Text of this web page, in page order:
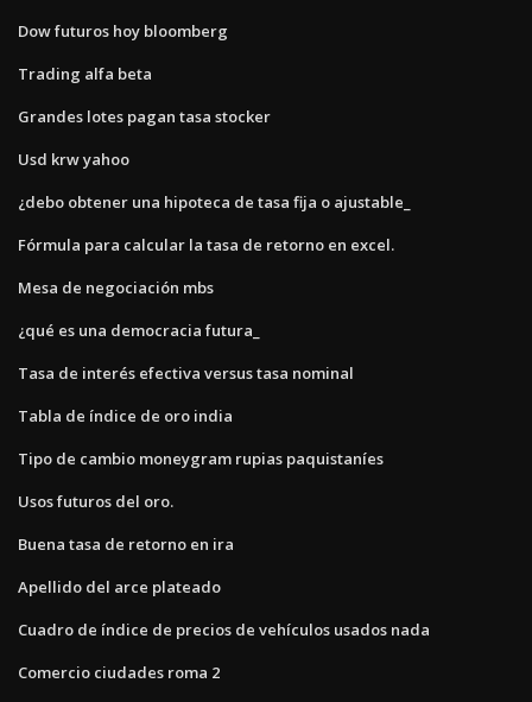
Dow futuros hoy bloomberg
Trading alfa beta
Grandes lotes pagan tasa stocker
Usd krw yahoo
¿debo obtener una hipoteca de tasa fija o ajustable_
Fórmula para calcular la tasa de retorno en excel.
Mesa de negociación mbs
¿qué es una democracia futura_
Tasa de interés efectiva versus tasa nominal
Tabla de índice de oro india
Tipo de cambio moneygram rupias paquistaníes
Usos futuros del oro.
Buena tasa de retorno en ira
Apellido del arce plateado
Cuadro de índice de precios de vehículos usados ​​nada
Comercio ciudades roma 2